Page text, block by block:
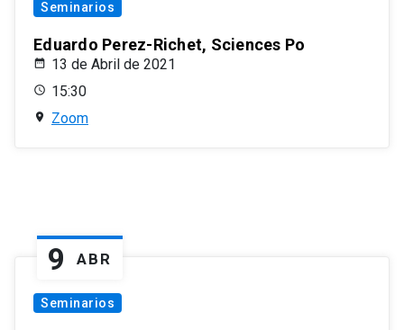
Seminarios
Eduardo Perez-Richet, Sciences Po
13 de Abril de 2021
15:30
Zoom
9 ABR
Seminarios